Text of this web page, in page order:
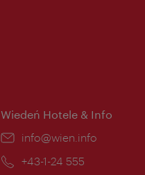
Wiedeń Hotele & Info
E-
info@wien.info
Telefon:
+43-1-24 555